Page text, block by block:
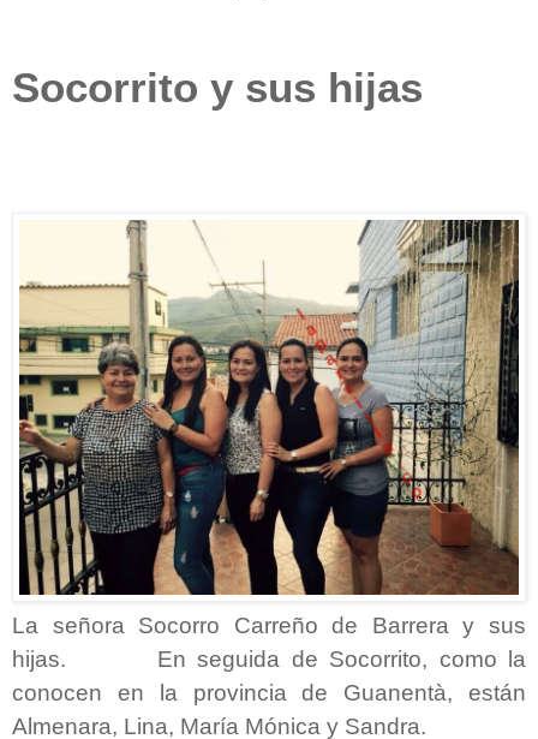
Socorrito y sus hijas
La señora Socorro Carreño de Barrera y sus
hijas. En seguida de Socorrito, como la
conocen en la provincia de Guanentà, están
Almenara, Lina, María Mónica y Sandra.